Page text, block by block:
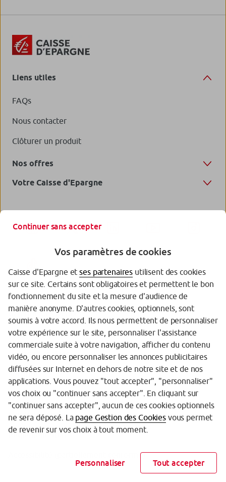
Liens utiles
FAQs
Nous contacter
Clôturer un produit
Nos offres
Votre Caisse d'Epargne
Garantie des Dépôts
Protection des données personnelles
Politique cookies
Sécurité
Tarifs
Mentions légales
Réglementation
Accessibilité (partiellement conforme)
Continuer sans accepter
Vos paramètres de cookies
Caisse d'Epargne etses partenaires utilisent des cookies
sur ce site. Certains sont obligatoires et permettent le bon
fonctionnement du site et la mesure d'audience de
manière anonyme. D'autres cookies, optionnels, sont
soumis à votre accord. Ils nous permettent de personnaliser
votre expérience sur le site, personnaliser l'assistance
commerciale suite à votre navigation, afficher du contenu
vidéo, ou encore personnaliser les annonces publicitaires
diffusées sur Internet en dehors de notre site et de nos
applications. Vous pouvez "tout accepter", "personnaliser"
vos choix ou "continuer sans accepter". En cliquant sur
"continuer sans accepter", aucun de ces cookies optionnels
ne sera déposé. La page Gestion des Cookiesvous permet
de revenir sur vos choix à tout moment.
Personnaliser Tout accepter